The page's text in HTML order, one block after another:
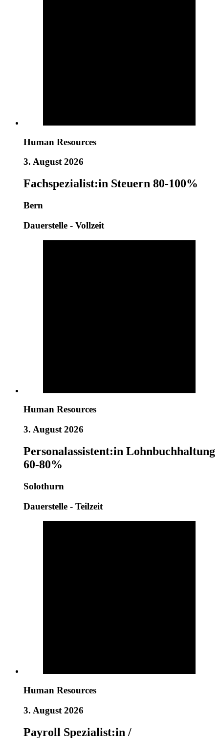
Human Resources
3. August 2026
Fachspezialist:in Steuern 80-100%
Bern
Dauerstelle - Vollzeit
Human Resources
3. August 2026
Personalassistent:in Lohnbuchhaltung
60-80%
Solothurn
Dauerstelle - Teilzeit
Human Resources
3. August 2026
Payroll Spezialist:in /